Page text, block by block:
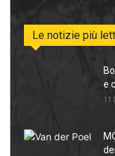
Le notizie più
e
11